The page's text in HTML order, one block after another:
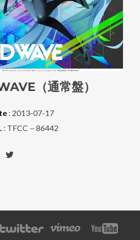
（通常盤）
: 2013-07-17
: TFCC－86442